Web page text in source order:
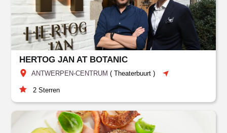
HERTOG JAN AT BOTANIC
ANTWERPEN-CENTRUM (Theaterbuurt )
2 Sterren